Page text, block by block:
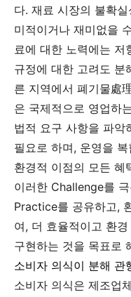
다. 재료 시장의 불확
미적이거나 재미없을
료에 대한 노력에는 저
규정에 대한 고려도 분
른 지역에서 폐기물處
은 국제적으로 영업하
법적 요구 사항을 파악
필요로 하며, 운영을
환경적 이점의 모든
이러한 Challenge를
Practice를 공유하고,
여, 더 효율적이고 환
구현하는 것을 목표로
소비자 의식이 분해 관
소비자 의식은 제조업